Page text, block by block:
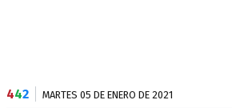
442 MARTES 05 DE ENERO DE 2021